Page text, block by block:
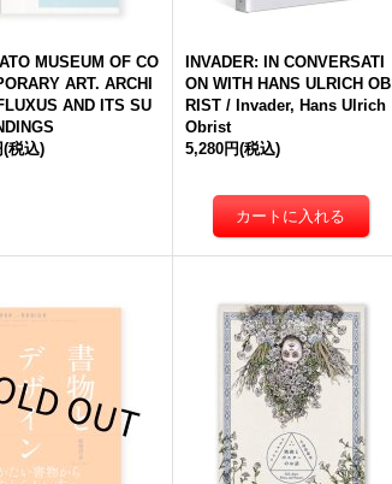
MUSEUM OF CO
ART. ARCHI
AND ITS SU
(税込)
INVADER: IN CONVERSATI
ON WITH HANS ULRICH OB
RIST / Invader, Hans Ulrich
Obrist
5,280円(税込)